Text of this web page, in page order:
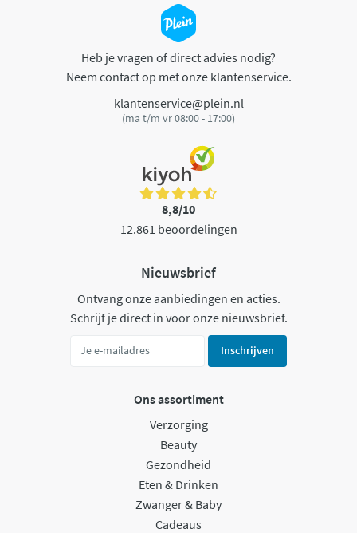
Heb je vragen of direct advies nodig?
Neem contact op met onze klantenservice.
klantenservice@plein.nl
(ma t/m vr 08:00 - 17:00)
8,8/10
12.861 beoordelingen
Nieuwsbrief
Ontvang onze aanbiedingen en acties.
Schrijf je direct in voor onze nieuwsbrief.
Inschrijven
Ons assortiment
Verzorging
Beauty
Gezondheid
Eten & Drinken
Zwanger & Baby
Cadeaus